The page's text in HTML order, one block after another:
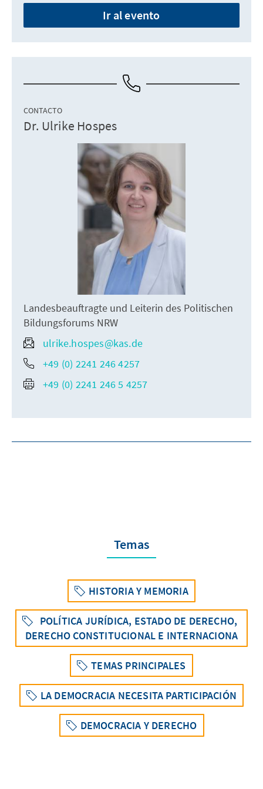
Ir al evento
CONTACTO
Dr. Ulrike Hospes
Landesbeauftragte und Leiterin des Politischen
Bildungsforums NRW
ulrike.hospes@kas.de
+49 (0) 2241 246 4257
+49 (0) 2241 246 5 4257
Temas
HISTORIA Y MEMORIA
POLÍTICA JURÍDICA, ESTADO DE DERECHO,
DERECHO CONSTITUCIONAL E INTERNACIONA
TEMAS PRINCIPALES
LA DEMOCRACIA NECESITA PARTICIPACIÓN
DEMOCRACIA Y DERECHO